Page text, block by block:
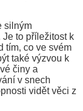
silným
to příležitost k
tím, co ve svém
také výzvou k
činy a
v snech
vidět věci z